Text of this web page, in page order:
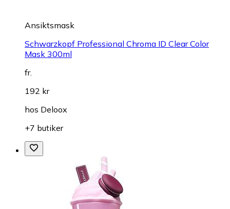
Ansiktsmask
Schwarzkopf Professional Chroma ID Clear Color
Mask 300ml
fr.
192 kr
hos Deloox
+7 butiker